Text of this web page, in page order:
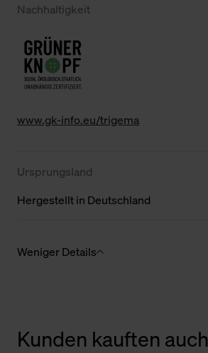
Nachhaltigkeit
www.gk-info.eu/trigema
Ursprungsland
Hergestellt in Deutschland
Weniger Details
Kunden kauften auch